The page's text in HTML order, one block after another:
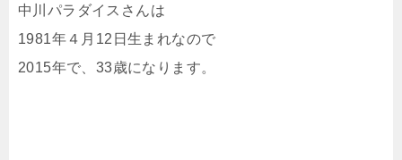
中川パラダイスさんは
1981年４月12日生まれなので
2015年で、33歳になります。